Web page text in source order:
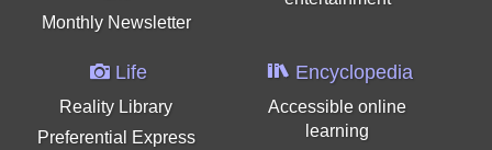
Monthly Newsletter
Life
Reality Library
Preferential Express
Encyclopedia
Accessible online
learning